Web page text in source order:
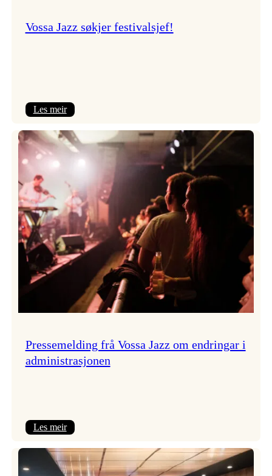
Vossa Jazz søkjer festivalsjef!
Les meir:
Jazz
søkjer
Pressemelding frå Vossa Jazz om endringar i
administrasjonen
Les meir:
frå
Vossa